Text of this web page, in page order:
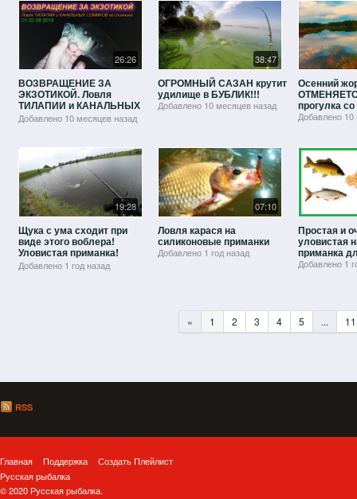
26:26
ВОЗВРАЩЕНИЕ ЗА
ЭКЗОТИКОЙ. Ловля
ТИЛАПИИ и КАНАЛЬНЫХ
СОМИКОВ на спиннинг 01-
02/09/2019
Добавлено 10 месяцев назад
38:47
ОГРОМНЫЙ САЗАН крутит
удилище в БУБЛИК!!!
Добавлено 10 месяцев назад
Осенний
прогулка
Добавлено 10
19:28
Щука с ума сходит при
виде этого воблера!
Уловистая приманка!
Рыбалка на спиннинг.
Добавлено 1 год назад
07:10
Ловля карася на
силиконовые приманки
Добавлено 1 год назад
Простая и
уловистая
приманка
Добавлено 1
« 1 2 3 4 5 ... 11
RSS
Главная Поддержка
Создать Плейлист
Русская рыбалка
© 2020 Русская рыбалка.